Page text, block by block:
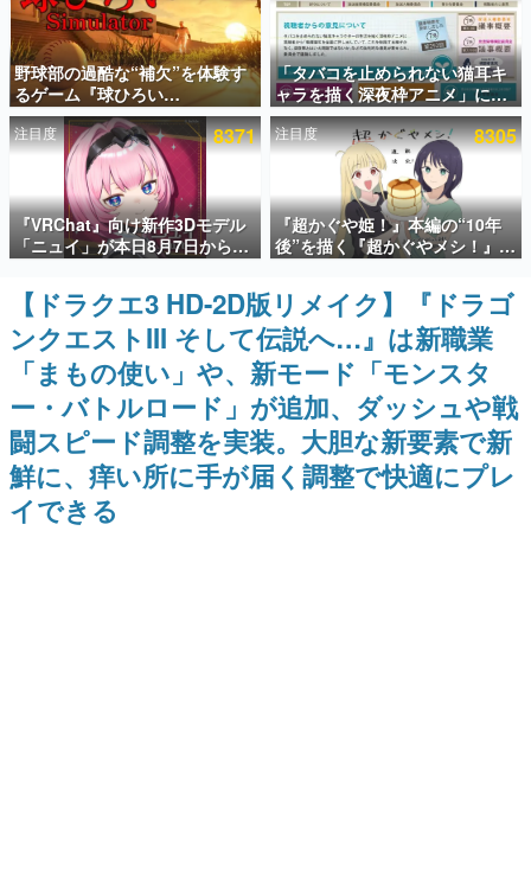
電ファミのいま読まれている記事ランキング
アプリセール情報
インタビュー
連載・特集一覧
殿堂入り記事
SNS拡散数が数千以上！ ページビュー数万以上！ などな
ど。多くの人々に読まれた、電ファミ渾身の“殿堂入り”記
事をまとめました。
ゲームの企画書
名作ゲームクリエイターの方々に製作時のエピソードをお
聞きし、ヒットする企画（ゲーム）とは何か？を探ってい
きます。
赫本
この物語を解いてはいけない。『赫本』は、〈試験問題〉
の形をした短編ホラー小説集です。
新世代に訊く
野球部の過酷な“補欠”を体験す
るゲーム『球ひろい
Simulator』が「1件」のウィッ
シュリストをもとにチェコ語に
対応しSNSで話題に。『キング
ダム・カム』開発元やチェコの
プロ野球選手から称賛の声
「タバコを止められない猫耳キ
ャラを描く深夜枠アニメ」に視
聴者の一部から批判意見。違法
薬物の使用と思しき描写も含め
て、BPOが議論を交わす
注目度 8371
『VRChat』向け新作3Dモデル
「ニュイ」が本日8月7日から
BOOTHにて発売。瞳に光る星
や感情豊かな表情が、小悪魔か
わいい
注目度 8305
『超かぐや姫！』本編の“10年
後”を描く『超かぐやメシ！』
Web連載決定。新たなWebマン
ガレーベル「ビビビコミック」
にて特別話が掲載スタート、あ
のお話には…まだ続きがある！
【ドラクエ3 HD-2D版リメイク】『ドラゴ
ンクエストIII そして伝説へ…』は新職業
「まもの使い」や、新モード「モンスタ
ー・バトルロード」が追加、ダッシュや戦
闘スピード調整を実装。大胆な新要素で新
鮮に、痒い所に手が届く調整で快適にプレ
イできる